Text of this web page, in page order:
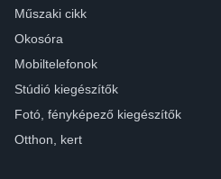
Műszaki cikk
Okosóra
Mobiltelefonok
Stúdió kiegészítők
Fotó, fényképező kiegészítők
Otthon, kert